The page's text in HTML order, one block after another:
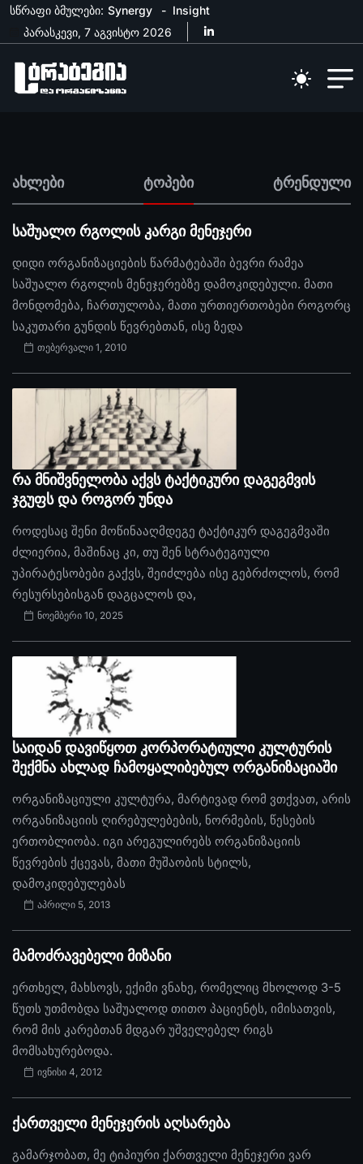
სწრაფი ბმულები: Synergy
Insight
პარასკევი, 7 აგვისტო 2026
ახლები ტოპები ტრენდული
საშუალო რგოლის კარგი მენეჯერი
დიდი ორგანიზაციების წარმატებაში ბევრი რამეა
საშუალო რგოლის მენეჯერებზე დამოკიდებული. მათი
მონდომება, ჩართულობა, მათი ურთიერთობები როგორც
საკუთარი გუნდის წევრებთან, ისე ზედა
თებერვალი 1, 2010
რა მნიშვნელობა აქვს ტაქტიკური დაგეგმვის
ჯგუფს და როგორ უნდა
როდესაც შენი მოწინააღმდეგე ტაქტიკურ დაგეგმვაში
ძლიერია, მაშინაც კი, თუ შენ სტრატეგიული
უპირატესობები გაქვს, შეიძლება ისე გებრძოლოს, რომ
რესურსებისგან დაგცალოს და,
ნოემბერი 10, 2025
საიდან დავიწყოთ კორპორატიული კულტურის
შექმნა ახლად ჩამოყალიბებულ ორგანიზაციაში
ორგანიზაციული კულტურა, მარტივად რომ ვთქვათ, არის
ორგანიზაციის ღირებულებების, ნორმების, წესების
ერთობლიობა. იგი არეგულირებს ორგანიზაციის
წევრების ქცევას, მათი მუშაობის სტილს,
დამოკიდებულებას
აპრილი 5, 2013
მამოძრავებელი მიზანი
ერთხელ, მახსოვს, ექიმი ვნახე, რომელიც მხოლოდ 3-5
წუთს უთმობდა საშუალოდ თითო პაციენტს, იმისათვის,
რომ მის კარებთან მდგარ უშველებელ რიგს
მომსახურებოდა.
ივნისი 4, 2012
ქართველი მენეჯერის აღსარება
გამარჯობათ, მე ტიპიური ქართველი მენეჯერი ვარ